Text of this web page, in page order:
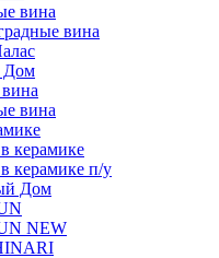
вина
вина
вина
керамике
керамике п/у
Дом
NEW